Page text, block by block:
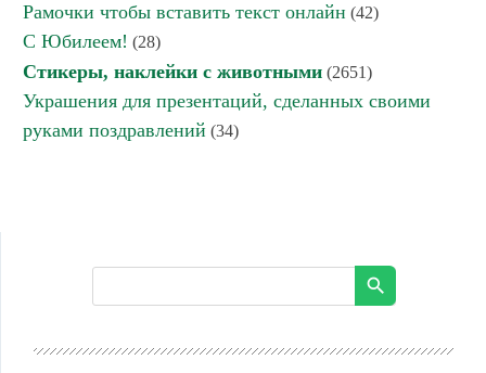
Рамочки чтобы вставить текст онлайн (42)
С Юбилеем! (28)
Стикеры, наклейки с животными (2651)
Украшения для презентаций, сделанных своими
руками поздравлений (34)